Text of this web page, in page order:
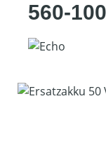
560-
Bildergalerie